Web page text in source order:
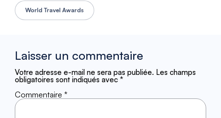
World Travel Awards
Laisser un commentaire
Votre adresse e-mail ne sera pas publiée. Les champs
obligatoires sont indiqués avec *
Commentaire *